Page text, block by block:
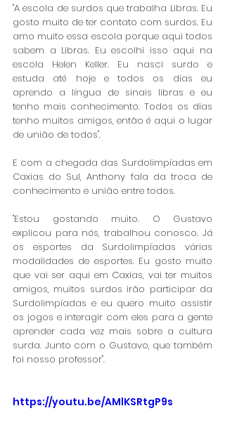
"A escola de surdos que trabalha Libras. Eu
gosto muito de ter contato com surdos. Eu
amo muito essa escola porque aqui todos
sabem a Libras. Eu escolhi isso aqui na
escola Helen Keller. Eu nasci surdo e
estuda até hoje e todos os dias eu
aprendo a língua de sinais libras e eu
tenho mais conhecimento. Todos os dias
tenho muitos amigos, então é aqui o lugar
de união de todos".
E com a chegada das Surdolimpíadas em
Caxias do Sul, Anthony fala da troca de
conhecimento e união entre todos.
"Estou gostando muito. O Gustavo
explicou para nós, trabalhou conosco. Já
os esportes da Surdolimpíadas várias
modalidades de esportes. Eu gosto muito
que vai ser aqui em Caxias, vai ter muitos
amigos, muitos surdos irão participar da
Surdolimpíadas e eu quero muito assistir
os jogos e interagir com eles para a gente
aprender cada vez mais sobre a cultura
surda. Junto com o Gustavo, que também
foi nosso professor".
https://youtu.be/AMlKSRtgP9s